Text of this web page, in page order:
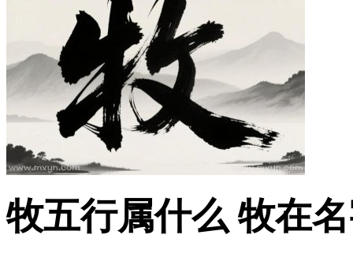
牧五行属什么 牧在